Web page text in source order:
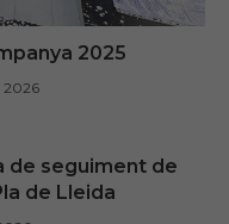
2025
2026
de seguiment de
de Lleida